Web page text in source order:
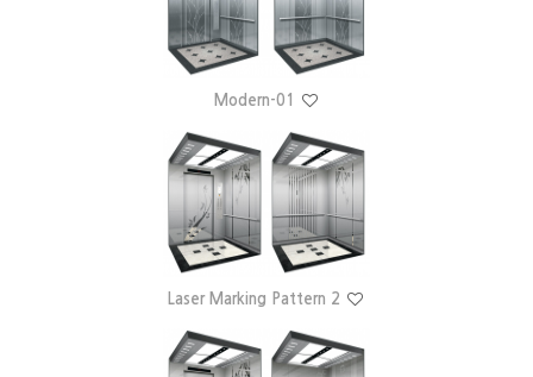
Modern-01
Laser Marking Pattern 2